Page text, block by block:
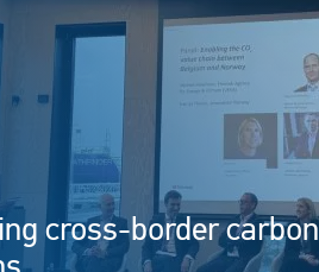
cross-border carbon